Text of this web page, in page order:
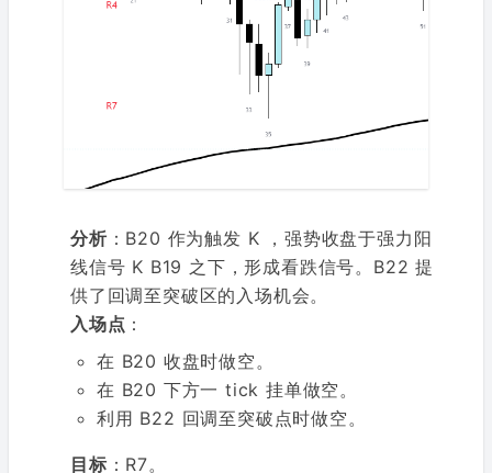
分析：B20 作为触发 K ，强势收盘于强力阳
线信号 K B19 之下，形成看跌信号。B22 提
供了回调至突破区的入场机会。
入场点 ：
在 B20 收盘时做空。
在 B20 下方一 tick 挂单做空。
利用 B22 回调至突破点时做空。
目标 ：R7。